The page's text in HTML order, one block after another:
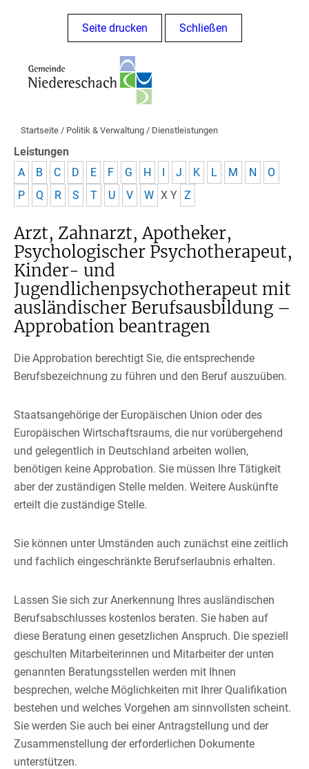
Seite drucken Schließen
Startseite / Politik & Verwaltung / Dienstleistungen
Leistungen
A
B C D E F G H I J K L M N
O
P
Q R S T U V W X Y Z
Arzt, Zahnarzt, Apotheker,
Psychologischer Psychotherapeut,
Kinder- und
Jugendlichenpsychotherapeut mit
ausländischer Berufsausbildung –
Approbation beantragen
Die Approbation berechtigt Sie, die entsprechende
Berufsbezeichnung zu führen und den Beruf auszuüben.
Staatsangehörige der Europäischen Union oder des
Europäischen Wirtschaftsraums, die nur vorübergehend
und gelegentlich in Deutschland arbeiten wollen,
benötigen keine Approbation. Sie müssen Ihre Tätigkeit
aber der zuständigen Stelle melden. Weitere Auskünfte
erteilt die zuständige Stelle.
Sie können unter Umständen auch zunächst eine zeitlich
und fachlich eingeschränkte Berufserlaubnis erhalten.
Lassen Sie sich zur Anerkennung Ihres ausländischen
Berufsabschlusses kostenlos beraten. Sie haben auf
diese Beratung einen gesetzlichen Anspruch. Die speziell
geschulten Mitarbeiterinnen und Mitarbeiter der unten
genannten Beratungsstellen werden mit Ihnen
besprechen, welche Möglichkeiten mit Ihrer Qualifikation
bestehen und welches Vorgehen am sinnvollsten scheint.
Sie werden Sie auch bei einer Antragstellung und der
Zusammenstellung der erforderlichen Dokumente
unterstützen.